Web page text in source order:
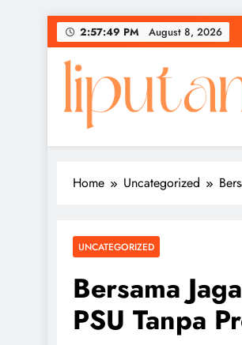
Skip
to
content
2:57:50 PM August 8, 2026
Home Uncategorized
UNCATEGORIZED
Bersama
PSU Tanpa